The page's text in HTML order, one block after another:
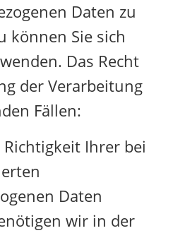
Daten zu
können Sie sich
Das Recht
der Verarbeitung
Fällen:
Richtigkeit Ihrer bei
Daten
wir in der